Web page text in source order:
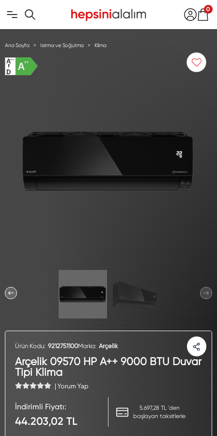
0
Ana Sayfa Isıtma ve Soğutma Klima
Ürün Kodu: 9212751100Marka: Arçelik
Arçelik 09570 HP A++ 9000 BTU Duvar
Tipi Klima
| Yorum Yap
İndirimli Fiyatı:
44.203,02 TL
5.697,28 TL 'den
başlayan taksitlerle